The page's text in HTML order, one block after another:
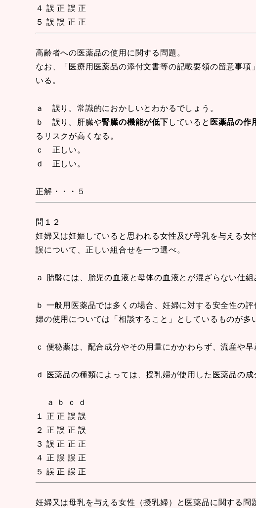
４ 誤 正 誤 正
５ 誤 誤 正 正
高齢者への医薬品の使用に関する問題。
なお、「医療用医薬品の添付文書等の記載要領の留意事項
いる。
ａ 誤り。常識的におかしいとわかるでしょう。
ｂ 誤り。肝臓や腎臓の機能が低下していると 医薬品の作
るリスクが高くなる。
ｃ 正しい。
ｄ 正しい。
正解・・・５
問１２
妊婦又は妊娠していると思われる女性及び母乳を与える
誤について、正しい組合せを一つ選べ。
ａ 胎盤には、胎児の血液と母体の血液とが混ざらない仕組
ｂ 一般用医薬品では多くの場合、妊婦に対する安全性の
婦の使用については「相談すること」としているものが多
ｃ 便秘薬は、配合成分やその用量にかかわらず、流産や早
ｄ 医薬品の種類によっては、授乳婦が使用した医薬品の
ａ ｂ ｃ ｄ
１ 正 正 誤 誤
２ 正 誤 正 誤
３ 誤 正 正 正
４ 正 誤 誤 正
５ 誤 正 誤 正
妊婦又は母乳を与える女性（授乳婦）と医薬品に関する問